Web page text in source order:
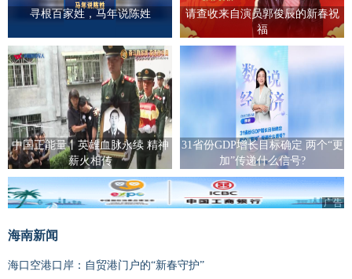
寻根百家姓，马年说陈姓
请查收来自演员郭俊辰的新春祝
福
中国正能量丨英雄血脉永续 精神
薪火相传
31省份GDP增长目标确定 两个“更
加”传递什么信号?
广告
海南新闻
海口空港口岸：自贸港门户的“新春守护”